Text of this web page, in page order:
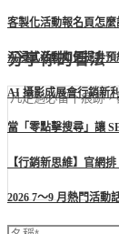
客製化活動報名頁怎麼
沉浸式活動如何提升
AI 攝影成展會行銷新
當「零點擊搜尋」讓
【行銷新思維】官網排
2026 7～9 月熱門活動
分享你的看法